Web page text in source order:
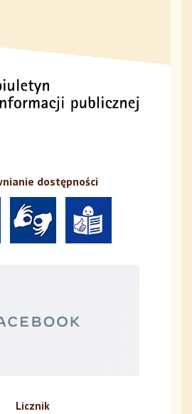
dostępności
Licznik